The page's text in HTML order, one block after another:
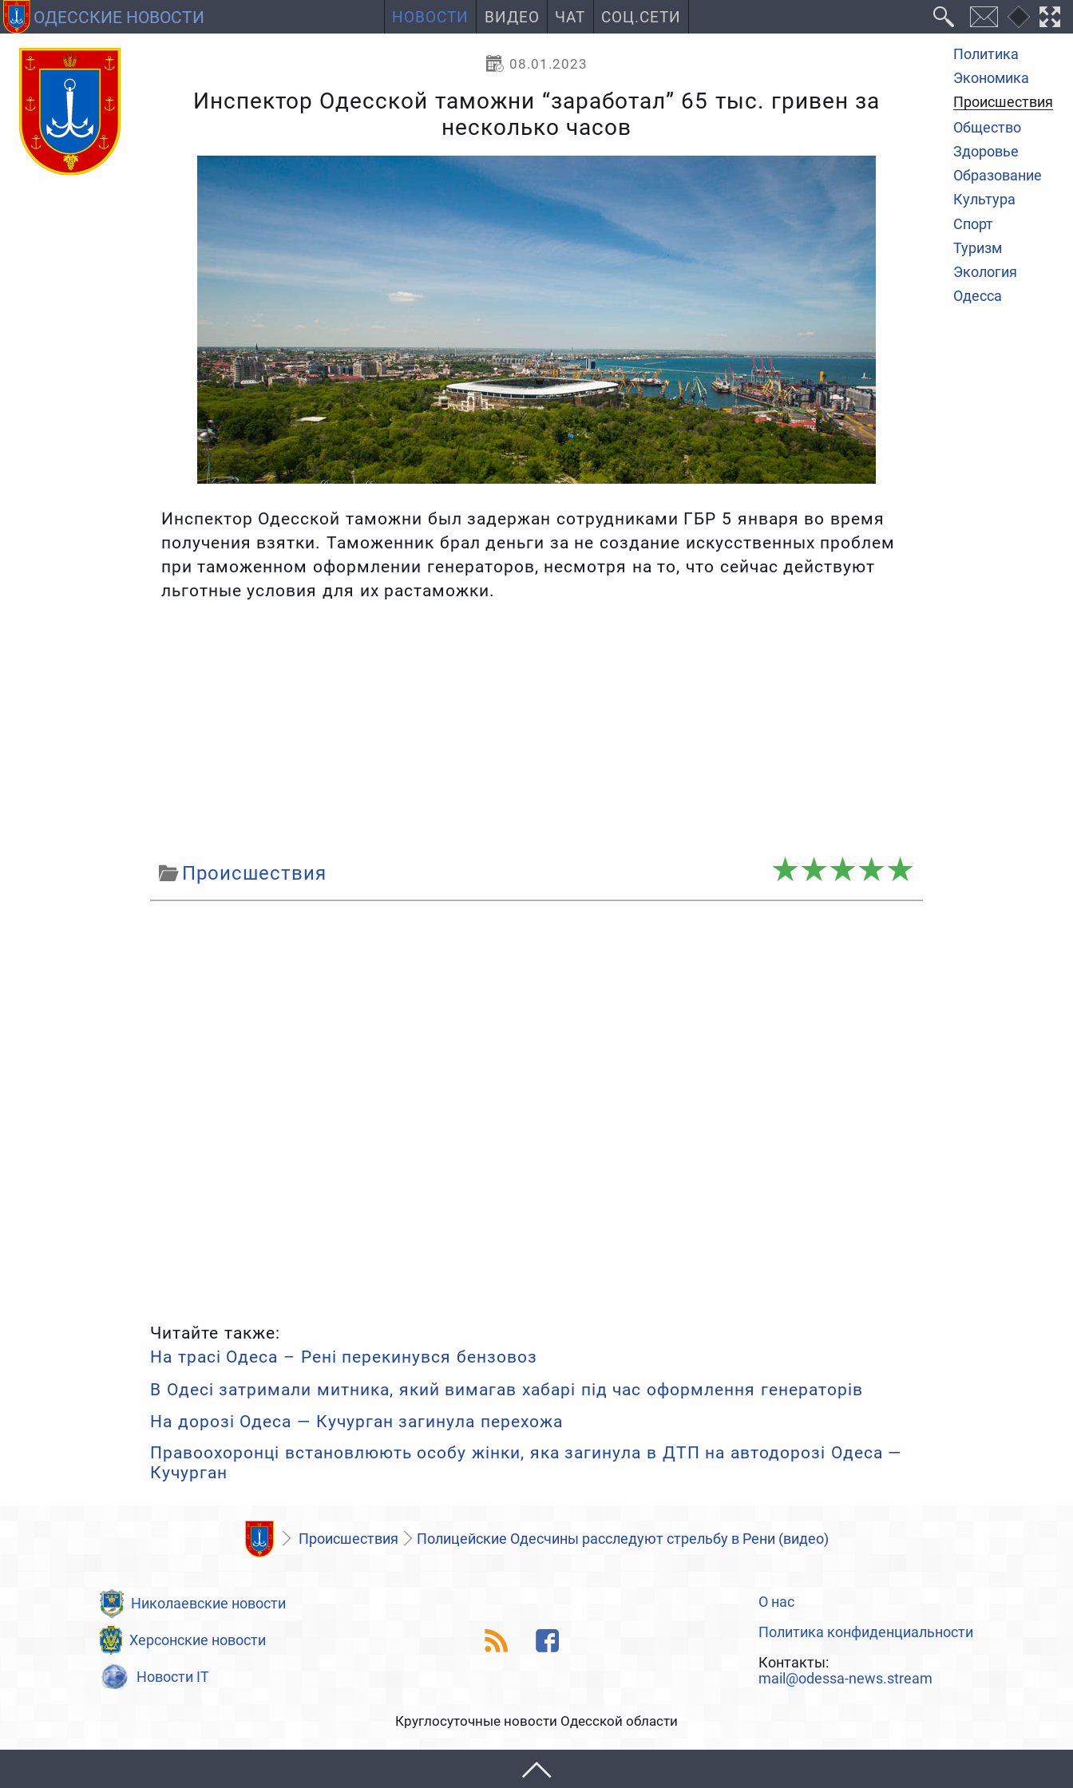
ОДЕССКИЕ НОВОСТИ НОВОСТИ ВИДЕО ЧАТ СОЦ.СЕТИ
Политика
Экономика
Происшествия
Общество
Здоровье
Образование
Культура
Спорт
Туризм
Экология
Одесса
08.01.2023
Инспектор Одесской таможни “заработал” 65 тыс. гривен за
несколько часов
Инспектор Одесской таможни был задержан сотрудниками ГБР 5 января во время
получения взятки. Таможенник брал деньги за не создание искусственных проблем
при таможенном оформлении генераторов, несмотря на то, что сейчас действуют
льготные условия для их растаможки.
Происшествия
Читайте также:
На трасі Одеса – Рені перекинувся бензовоз
В Одесі затримали митника, який вимагав хабарі під час оформлення генераторів
На дорозі Одеса — Кучурган загинула перехожа
Правоохоронці встановлюють особу жінки, яка загинула в ДТП на автодорозі Одеса —
Кучурган
Происшествия Полицейские Одесчины расследуют стрельбу в Рени (видео)
Николаевские новости
Херсонские новости
Новости IT
О нас
Политика конфиденциальности
Контакты:
mail@odessa-news.stream
Круглосуточные новости Одесской области